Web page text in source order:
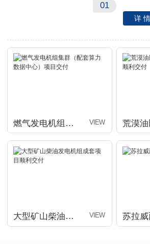
01
详 情
燃气发电机组集群（配套算力数据中心）项目交付
大型矿山柴油发电机组成套项目顺利交付